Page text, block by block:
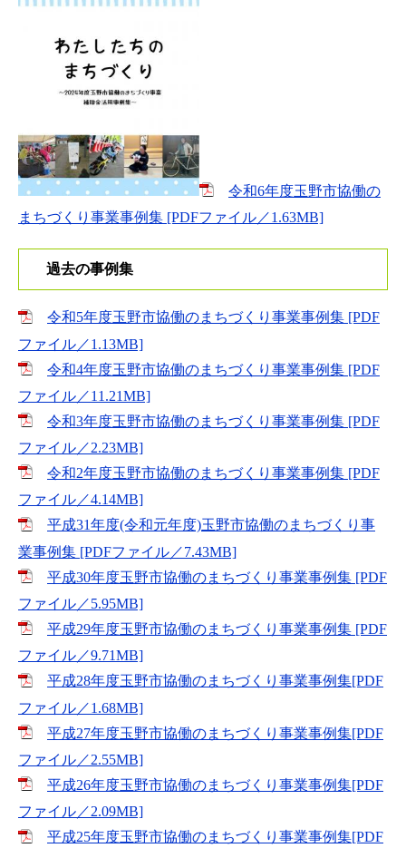
令和6年度玉野市協働の
まちづくり事業事例集 [PDFファイル／1.63MB]
過去の事例集
令和5年度玉野市協働のまちづくり事業事例集 [PDF
ファイル／1.13MB]
​令和4年度玉野市協働のまちづくり事業事例集 [PDF
ファイル／11.21MB]
令和3年度玉野市協働のまちづくり事業事例集 [PDF
ファイル／2.23MB]
令和2年度玉野市協働のまちづくり事業事例集 [PDF
ファイル／4.14MB]
平成31年度(令和元年度)玉野市協働のまちづくり事
業事例集 [PDFファイル／7.43MB]
平成30年度玉野市協働のまちづくり事業事例集 [PDF
ファイル／5.95MB]
平成29年度玉野市協働のまちづくり事業事例集 [PDF
ファイル／9.71MB]
平成28年度玉野市協働のまちづくり事業事例集[PDF
ファイル／1.68MB]
平成27年度玉野市協働のまちづくり事業事例集[PDF
ファイル／2.55MB]
平成26年度玉野市協働のまちづくり事業事例集[PDF
ファイル／2.09MB]
平成25年度玉野市協働のまちづくり事業事例集[PDF